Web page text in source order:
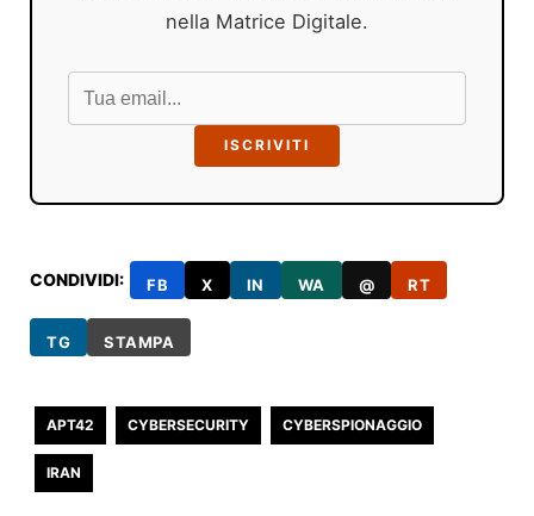
nella Matrice Digitale.
ISCRIVITI
CONDIVIDI: FB X IN WA @ RT
TG STAMPA
APT42 CYBERSECURITY CYBERSPIONAGGIO
IRAN